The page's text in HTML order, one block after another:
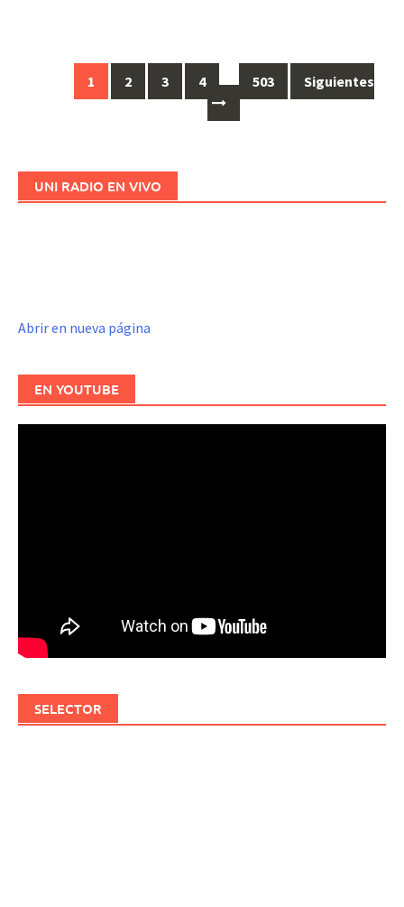
1 2 3 4 … 503 Siguientes
UNI RADIO EN VIVO
Abrir en nueva página
EN YOUTUBE
SELECTOR